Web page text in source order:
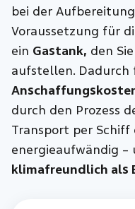
bei der
Voraussetzung für
ein Gastank, den
aufstellen.
durch den Prozess
Transport per Schiff
energieaufwändig
klimafreundlich als